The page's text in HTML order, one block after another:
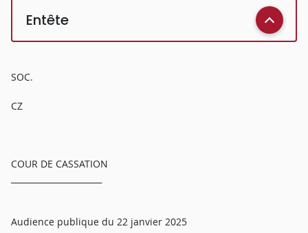
Entête
SOC.
CZ
COUR DE CASSATION
Audience publique du 22 janvier 2025